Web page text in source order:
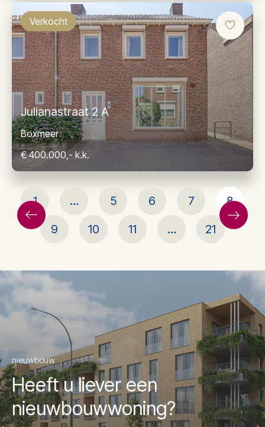
Verkocht
Julianastraat 2 A
Boxmeer
€ 400.000,- k.k.
1 … 5 6 7
8
9
10 11 … 21
nieuwbouw
Heeft u liever een
nieuwbouwwoning?